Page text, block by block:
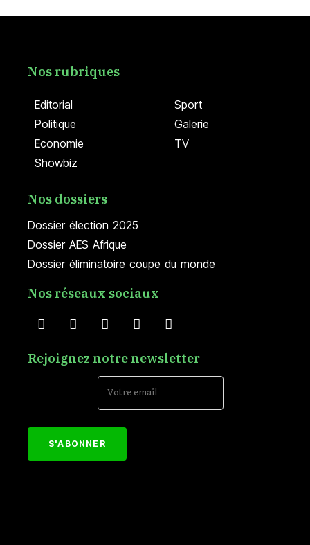
Editorial
Politique
Economie
Showbiz
Sport
Galerie
TV
Nos rubriques
Dossier élection 2025
Dossier AES Afrique
Dossier éliminatoire coupe du monde
Nos dossiers
Nos réseaux sociaux
Rejoignez notre newsletter